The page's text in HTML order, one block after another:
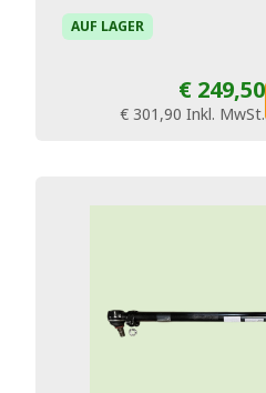
AUF LAGER
€ 249,50
€ 301,90 Inkl. MwSt.